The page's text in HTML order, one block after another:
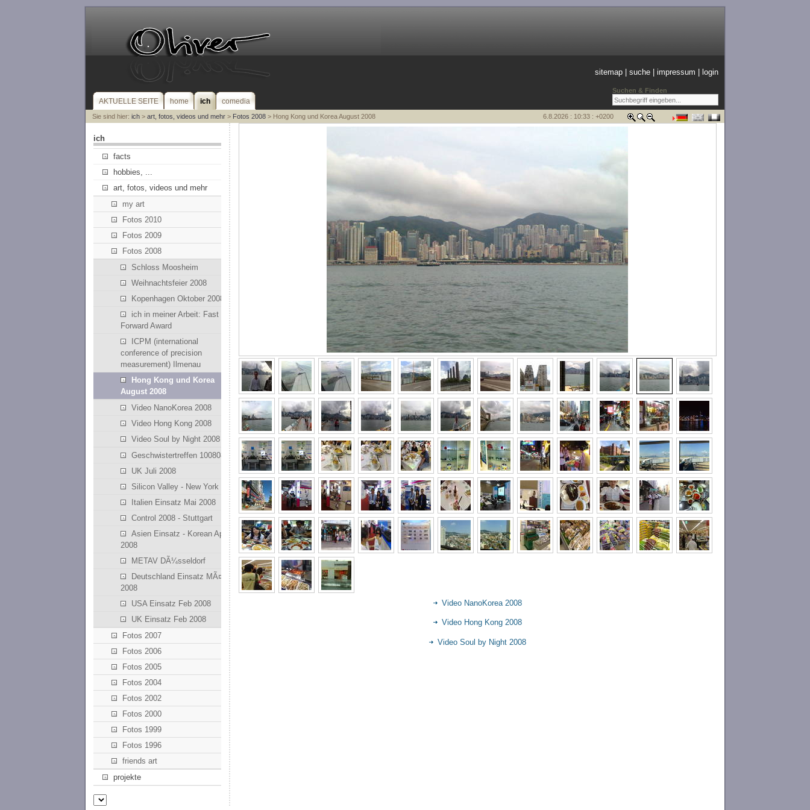
Suchen & Finden
sitemap |suche |impressum login
AKTUELLE SEITE home ich comedia
Sie sind hier: ich> art, fotos, videos und mehr> Fotos 2008> Hong Kong und Korea August 2008 6.8.2026 : 10:33 : +0200
ich
facts
hobbies, ...
art, fotos, videos und mehr
my art
Fotos 2010
Fotos 2009
Fotos 2008
Schloss Moosheim
Weihnachtsfeier 2008
Kopenhagen Oktober 2008
ich in meiner Arbeit: Fast
Forward Award
ICPM (international
conference of precision
measurement) Ilmenau
Hong Kong und Korea
August 2008
Video NanoKorea 2008
Video Hong Kong 2008
Video Soul by Night 2008
Geschwistertreffen 100808
UK Juli 2008
Silicon Valley - New York
Italien Einsatz Mai 2008
Control 2008 - Stuttgart
Asien Einsatz - Korean April
2008
METAV DÃ¼sseldorf
Deutschland Einsatz MÃ¤rz
2008
USA Einsatz Feb 2008
UK Einsatz Feb 2008
Fotos 2007
Fotos 2006
Fotos 2005
Fotos 2004
Fotos 2002
Fotos 2000
Fotos 1999
Fotos 1996
friends art
projekte
Video NanoKorea 2008
Video Hong Kong 2008
Video Soul by Night 2008